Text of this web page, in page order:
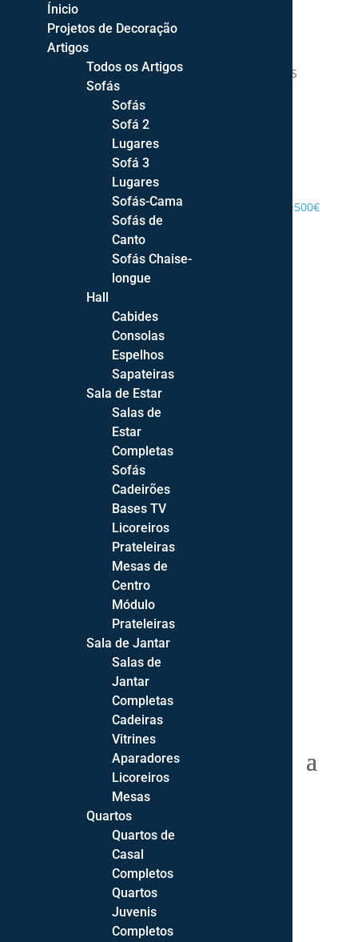
DECOR STYLE | DECORAÇÃO DE INTERIORES
PROJETOS DE DECORAÇÃO
ENTREGA GRATUITA PORTUGAL CONTINENTAL >500€
Cadeirões
Sofás-Cama
Ínicio
Projetos de Decoração
Artigos
Todos os Artigos
Sofás
Sofás
Sofá 2
Lugares
Sofá 3
Lugares
Sofás-Cama
Sofás de
Canto
Sofás Chaise-
longue
Hall
Cabides
Consolas
Espelhos
Sapateiras
Sala de Estar
Salas de
Estar
Completas
Sofás
Cadeirões
Bases TV
Licoreiros
Prateleiras
Mesas de
Centro
Módulo
Prateleiras
Sala de Jantar
Salas de
Jantar
Completas
Cadeiras
Vitrines
Aparadores
Licoreiros
Mesas
Quartos
Quartos de
Casal
Completos
Quartos
Juvenis
Completos